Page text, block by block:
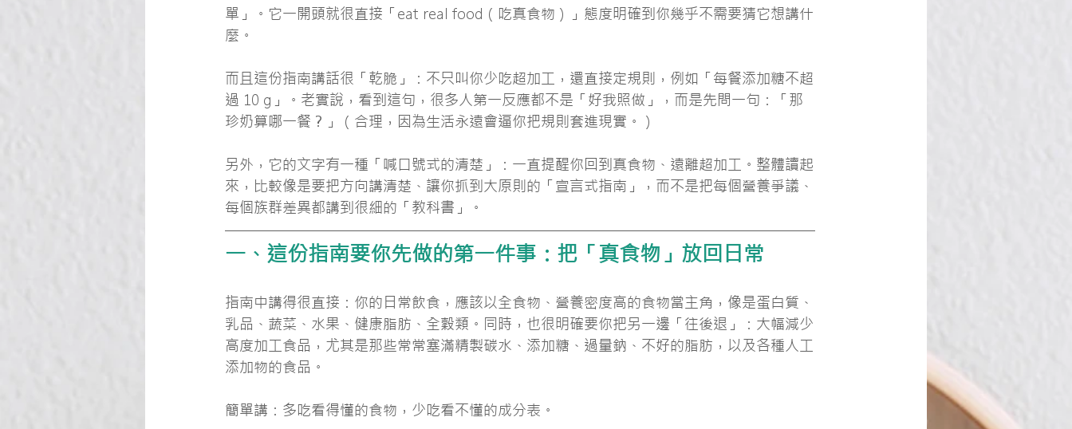
單」。它一開頭就很直接「eat real food（吃真食物）」態度明確到你幾乎不需要猜它想講什
麼。
而且這份指南講話很「乾脆」：不只叫你少吃超加工，還直接定規則，例如「每餐添加糖不超
過 10 g」。老實說，看到這句，很多人第一反應都不是「好我照做」，而是先問一句：「那
珍奶算哪一餐？」（合理，因為生活永遠會逼你把規則套進現實。）
另外，它的文字有一種「喊口號式的清楚」：一直提醒你回到真食物、遠離超加工。整體讀起
來，比較像是要把方向講清楚、讓你抓到大原則的「宣言式指南」，而不是把每個營養爭議、
每個族群差異都講到很細的「教科書」。
一、這份指南要你先做的第一件事：把「真食物」放回日常
指南中講得很直接：你的日常飲食，應該以全食物、營養密度高的食物當主角，像是蛋白質、
乳品、蔬菜、水果、健康脂肪、全穀類。同時，也很明確要你把另一邊「往後退」：大幅減少
高度加工食品，尤其是那些常常塞滿精製碳水、添加糖、過量鈉、不好的脂肪，以及各種人工
添加物的食品。
簡單講：多吃看得懂的食物，少吃看不懂的成分表。